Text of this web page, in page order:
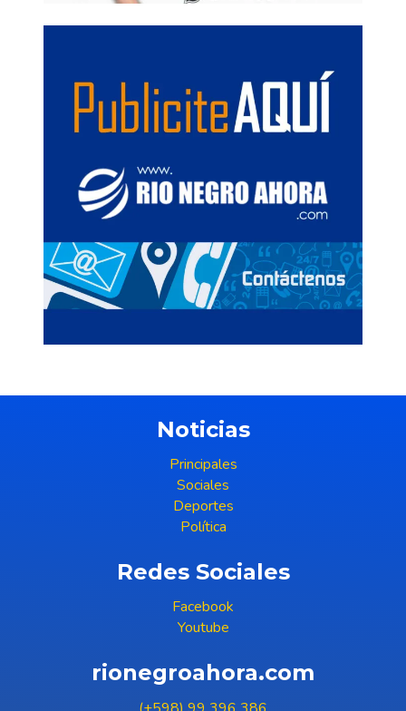
Noticias
Principales
Sociales
Deportes
Política
Redes Sociales
Facebook
Youtube
rionegroahora.com